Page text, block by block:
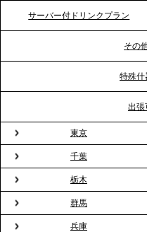
テーブル、横浜事務所
ビス提供体制を強化し
TBS「Nスタ」で、
ドブルが紹介されまし
2026.3.23
プレスリリースのご案
会”が企業で広がる。
ィスケータリング』と
サーバー付ドリンクプラン
その
特殊什
出張
東京
千葉
栃木
群馬
兵庫